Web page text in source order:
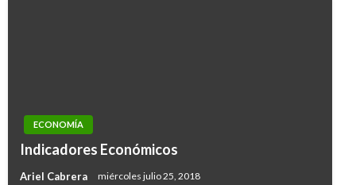
ECONOMÍA
Indicadores Económicos
Ariel Cabrera miércoles julio 25, 2018